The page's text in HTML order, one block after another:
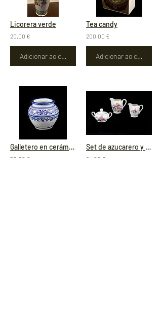
Licorera verde
20,00 €
Adicionar ao carrinho
Tea candy
200,00 €
Adicionar ao carrinho
Galletero en cerámica de talavera
50,00 €
Set de azucarero y jarritas (porcelana europea)
24,00 €